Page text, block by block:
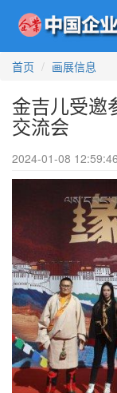
首页
画展信息
金吉儿受邀
交流会
2024-01-08 12:59:46